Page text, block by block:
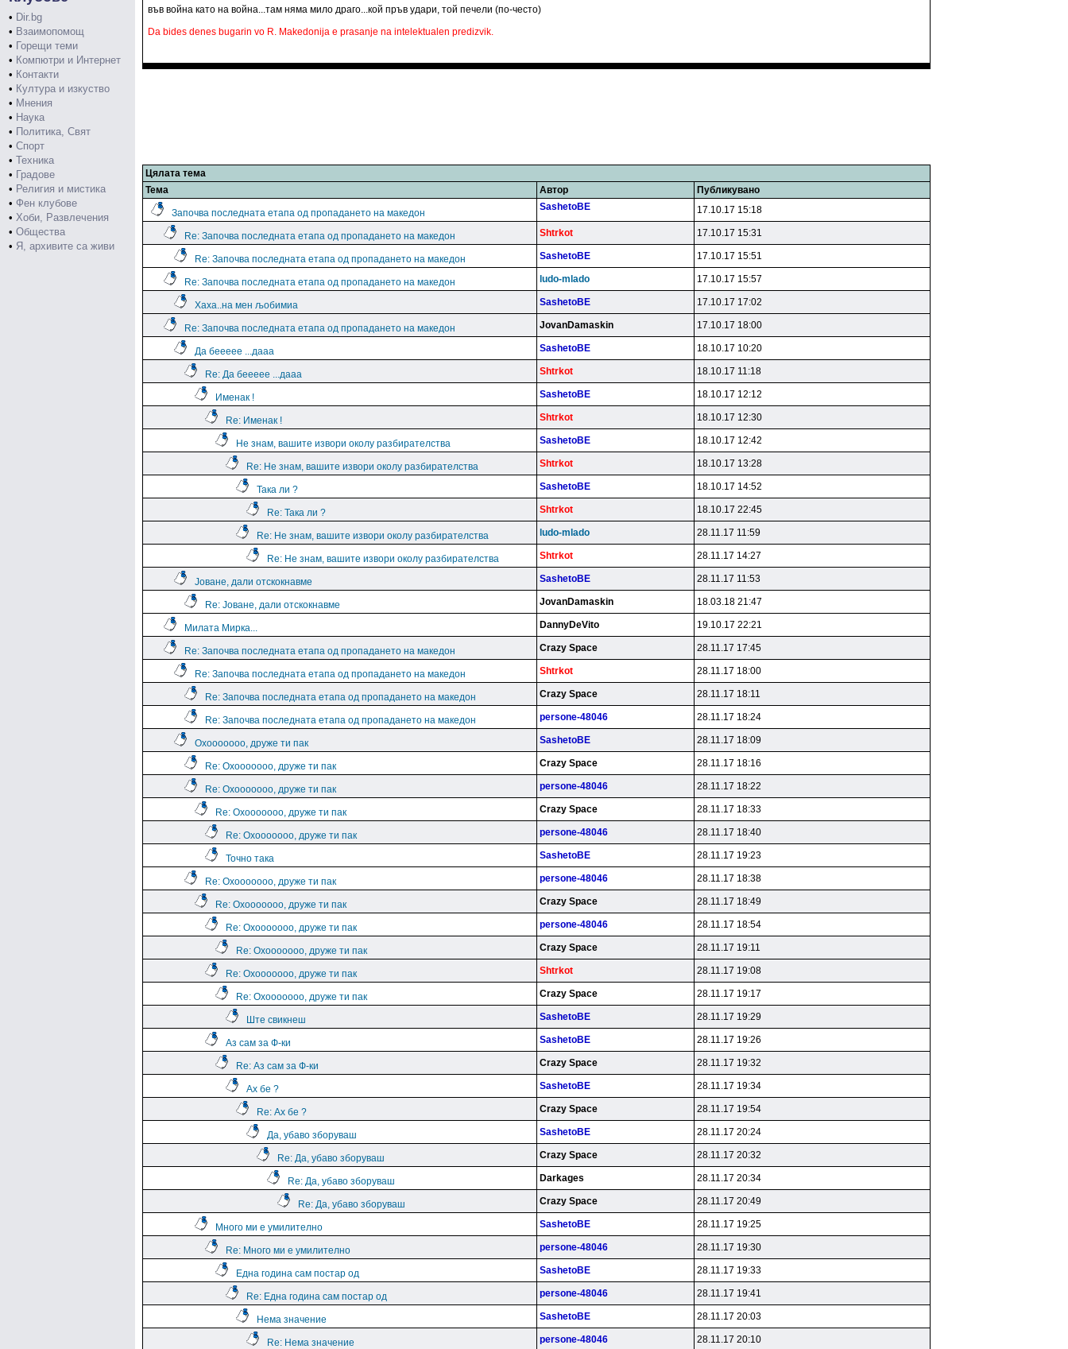
• Dir.bg
• Взаимопомощ
• Горещи теми
• Компютри и Интернет
• Контакти
• Култура и изкуство
• Мнения
• Наука
• Политика, Свят
• Спорт
• Техника
• Градове
• Религия и мистика
• Фен клубове
• Хоби, Развлечения
• Общества
• Я, архивите са живи
във война като на война...там няма мило драго...кой пръв удари, той печели (по-често)
Da bides denes bugarin vo R. Makedonija e prasanje na intelektualen predizvik.
Цялата тема
Тема
Автор Публикувано
Започва последната етапа од пропадането на македон
SashetoBE 17.10.17 15:18
Re: Започва последната етапа од пропадането на македон Shtrkot 17.10.17 15:31
Re: Започва последната етапа од пропадането на македон SashetoBE 17.10.17 15:51
Re: Започва последната етапа од пропадането на македон ludo-mlado 17.10.17 15:57
Хаха..на мен љобимиа SashetoBE 17.10.17 17:02
Re: Започва последната етапа од пропадането на македон JovanDamaskin 17.10.17 18:00
Да беееее ...дааа SashetoBE 18.10.17 10:20
Re: Да беееее ...дааа Shtrkot 18.10.17 11:18
Именак ! SashetoBE 18.10.17 12:12
Re: Именак ! Shtrkot 18.10.17 12:30
Не знам, вашите извори околу разбирателства SashetoBE 18.10.17 12:42
Re: Не знам, вашите извори околу разбирателства Shtrkot 18.10.17 13:28
Така ли ? SashetoBE 18.10.17 14:52
Re: Така ли ? Shtrkot 18.10.17 22:45
Re: Не знам, вашите извори околу разбирателства ludo-mlado 28.11.17 11:59
Re: Не знам, вашите извори околу разбирателства Shtrkot 28.11.17 14:27
Јоване, дали отскокнавме SashetoBE 28.11.17 11:53
Re: Јоване, дали отскокнавме JovanDamaskin 18.03.18 21:47
Милата Мирка... DannyDeVito 19.10.17 22:21
Re: Започва последната етапа од пропадането на македон Crazy Space 28.11.17 17:45
Re: Започва последната етапа од пропадането на македон Shtrkot 28.11.17 18:00
Re: Започва последната етапа од пропадането на македон Crazy Space 28.11.17 18:11
Re: Започва последната етапа од пропадането на македон persone-48046 28.11.17 18:24
Охооооооо, друже ти пак SashetoBE 28.11.17 18:09
Re: Охооооооо, друже ти пак Crazy Space 28.11.17 18:16
Re: Охооооооо, друже ти пак persone-48046 28.11.17 18:22
Re: Охооооооо, друже ти пак Crazy Space 28.11.17 18:33
Re: Охооооооо, друже ти пак persone-48046 28.11.17 18:40
Точно така SashetoBE 28.11.17 19:23
Re: Охооооооо, друже ти пак persone-48046 28.11.17 18:38
Re: Охооооооо, друже ти пак Crazy Space 28.11.17 18:49
Re: Охооооооо, друже ти пак persone-48046 28.11.17 18:54
Re: Охооооооо, друже ти пак Crazy Space 28.11.17 19:11
Re: Охооооооо, друже ти пак Shtrkot 28.11.17 19:08
Re: Охооооооо, друже ти пак Crazy Space 28.11.17 19:17
Ште свикнеш SashetoBE 28.11.17 19:29
Аз сам за Ф-ки SashetoBE 28.11.17 19:26
Re: Аз сам за Ф-ки Crazy Space 28.11.17 19:32
Ах бе ? SashetoBE 28.11.17 19:34
Re: Ах бе ? Crazy Space 28.11.17 19:54
Да, убаво зборуваш SashetoBE 28.11.17 20:24
Re: Да, убаво зборуваш Crazy Space 28.11.17 20:32
Re: Да, убаво зборуваш Darkages 28.11.17 20:34
Re: Да, убаво зборуваш Crazy Space 28.11.17 20:49
Много ми е умилително SashetoBE 28.11.17 19:25
Re: Много ми е умилително persone-48046 28.11.17 19:30
Една година сам постар од SashetoBE 28.11.17 19:33
Re: Една година сам постар од persone-48046 28.11.17 19:41
Нема значение SashetoBE 28.11.17 20:03
Re: Нема значение persone-48046 28.11.17 20:10